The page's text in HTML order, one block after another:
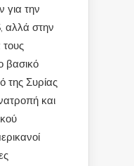
για την
αλλά στην
τους
βασικό
της Συρίας
και